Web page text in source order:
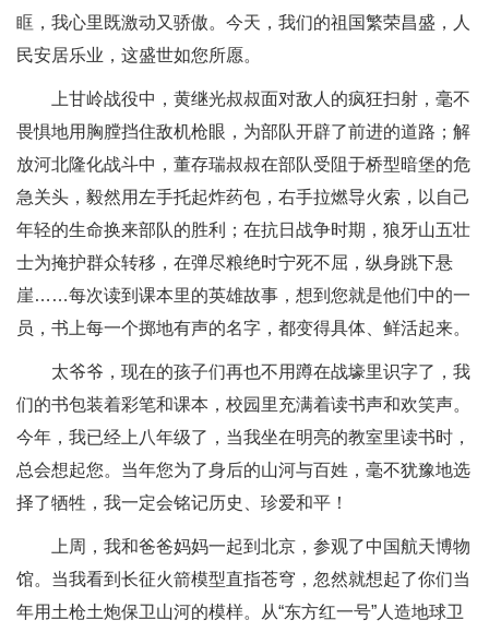
眶，我心里既激动又骄傲。今天，我们的祖国繁荣昌盛，人
民安居乐业，这盛世如您所愿。
上甘岭战役中，黄继光叔叔面对敌人的疯狂扫射，毫不
畏惧地用胸膛挡住敌机枪眼，为部队开辟了前进的道路；解
放河北隆化战斗中，董存瑞叔叔在部队受阻于桥型暗堡的危
急关头，毅然用左手托起炸药包，右手拉燃导火索，以自己
年轻的生命换来部队的胜利；在抗日战争时期，狼牙山五壮
士为掩护群众转移，在弹尽粮绝时宁死不屈，纵身跳下悬
崖……每次读到课本里的英雄故事，想到您就是他们中的一
员，书上每一个掷地有声的名字，都变得具体、鲜活起来。
太爷爷，现在的孩子们再也不用蹲在战壕里识字了，我
们的书包装着彩笔和课本，校园里充满着读书声和欢笑声。
今年，我已经上八年级了，当我坐在明亮的教室里读书时，
总会想起您。当年您为了身后的山河与百姓，毫不犹豫地选
择了牺牲，我一定会铭记历史、珍爱和平！
上周，我和爸爸妈妈一起到北京，参观了中国航天博物
馆。当我看到长征火箭模型直指苍穹，忽然就想起了你们当
年用土枪土炮保卫山河的模样。从“东方红一号”人造地球卫